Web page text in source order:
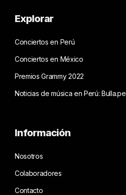
Explorar
Conciertos en Perú
Conciertos en México
Premios Grammy 2022
Noticias de música en Perú: Bulla.pe
Información
Nosotros
Colaboradores
Contacto